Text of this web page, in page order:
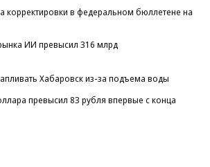
корректировки в федеральном бюллетене на
ИИ превысил 316 млрд
Хабаровск из-за подъема воды
превысил 83 рубля впервые с конца